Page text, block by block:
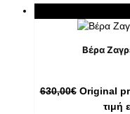
Βέρα
630,00€ Original
τιμή